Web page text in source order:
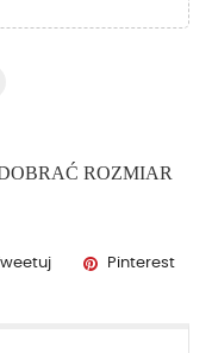
ROZMIAR
Tweetuj Pinterest